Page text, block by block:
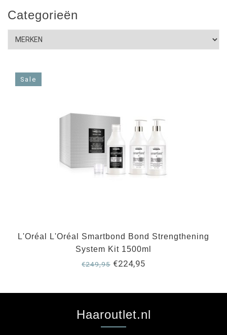
Categorieën
Sale
L'Oréal L'Oréal Smartbond Bond Strengthening
System Kit 1500ml
€249,95 €224,95
Haaroutlet.nl